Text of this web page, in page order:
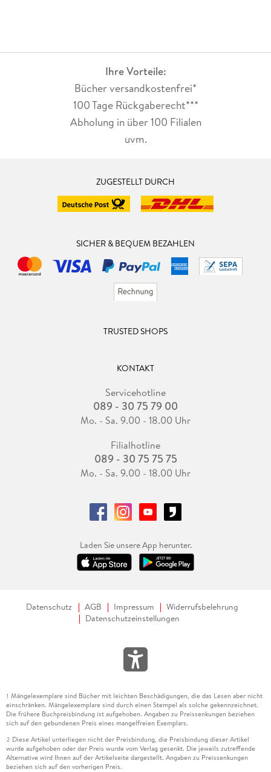
Ihre Vorteile:
Bücher versandkostenfrei*
100 Tage Rückgaberecht***
Abholung in über 100 Filialen
uvm.
ZUGESTELLT DURCH
SICHER & BEQUEM BEZAHLEN
TRUSTED SHOPS
KONTAKT
Servicehotline
089 - 30 75 79 00
Mo. - Sa. 9.00 - 18.00 Uhr
Filialhotline
089 - 30 75 75 75
Mo. - Sa. 9.00 - 18.00 Uhr
Laden Sie unsere App herunter.
Datenschutz AGB Impressum
Widerrufsbelehrung
Datenschutzeinstellungen
1 Mängelexemplare sind Bücher mit leichten Beschädigungen, die das Lesen aber nicht
einschränken. Mängelexemplare sind durch einen Stempel als solche gekennzeichnet.
Die frühere Buchpreisbindung ist aufgehoben. Angaben zu Preissenkungen beziehen
sich auf den gebundenen Preis eines mangelfreien Exemplars.
2 Diese Artikel unterliegen nicht der Preisbindung, die Preisbindung dieser Artikel
wurde aufgehoben oder der Preis wurde vom Verlag gesenkt. Die jeweils zutreffende
Alternative wird Ihnen auf der Artikelseite dargestellt. Angaben zu Preissenkungen
beziehen sich auf den vorherigen Preis.